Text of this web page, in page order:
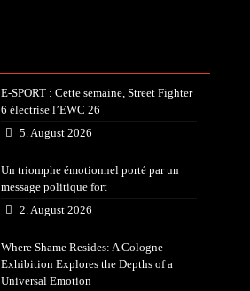
E-SPORT : Cette semaine, Street Fighter
6 électrise l’EWC 26
5. August 2026
Un triomphe émotionnel porté par un
message politique fort
2. August 2026
Where Shame Resides: A Cologne
Exhibition Explores the Depths of a
Universal Emotion